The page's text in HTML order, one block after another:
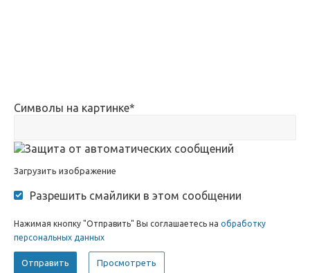
Символы на картинке*
Загрузить изображение
Разрешить смайлики в этом сообщении
Нажимая кнопку "Отправить" Вы соглашаетесь на обработку
персональных данных